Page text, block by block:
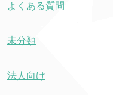
よくある質問
未分類
法人向け